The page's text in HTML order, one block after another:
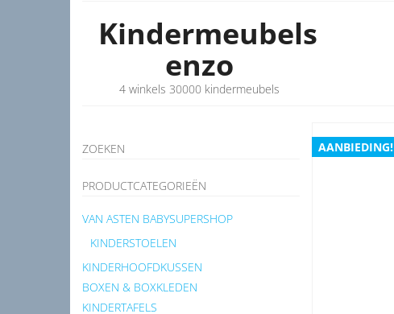
Kindermeubels
enzo
4 winkels 30000 kindermeubels
ZOEKEN
PRODUCTCATEGORIEËN
VAN ASTEN BABYSUPERSHOP
KINDERSTOELEN
KINDERHOOFDKUSSEN
BOXEN & BOXKLEDEN
KINDERTAFELS
AANBIEDING!